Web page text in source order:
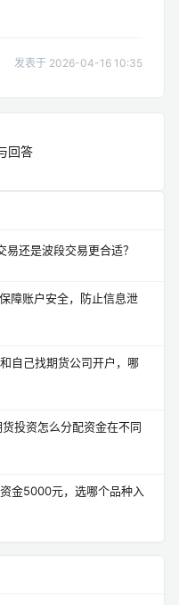
发表于 2026-04-16 10:35
回答
还是波段交易更合适？
障账户安全，防止信息泄
自己找期货公司开户，哪
投资怎么分配资金在不同
金5000元，选哪个品种入